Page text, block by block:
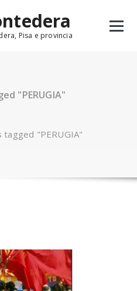
Pisa e provincia
"PERUGIA"
tagged "PERUGIA"